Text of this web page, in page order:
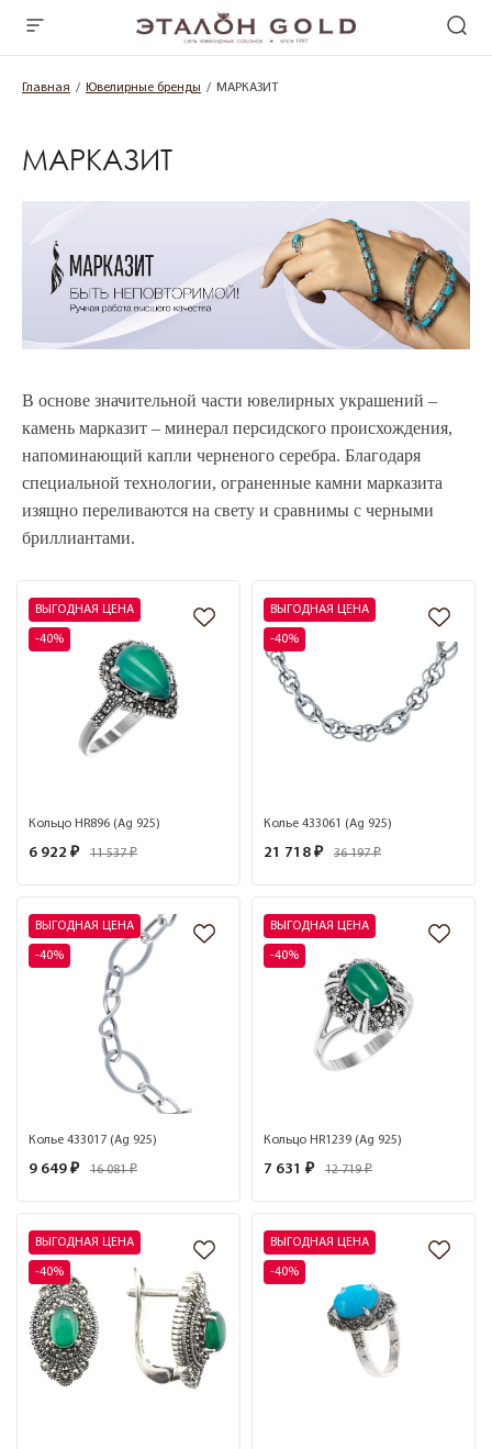
Главная Ювелирные бренды МАРКАЗИТ
МАРКАЗИТ
В основе значительной части ювелирных украшений –
камень марказит – минерал персидского происхождения,
напоминающий капли черненого серебра. Благодаря
специальной технологии, ограненные камни марказита
изящно переливаются на свету и сравнимы с черными
бриллиантами.
ВЫГОДНАЯ ЦЕНА
-40%
Кольцо HR896 (Ag 925)
6 922 ₽ 11 537 ₽
ВЫГОДНАЯ ЦЕНА
-40%
Колье 433061 (Ag 925)
21 718 ₽ 36 197 ₽
ВЫГОДНАЯ ЦЕНА
-40%
Колье 433017 (Ag 925)
9 649 ₽ 16 081 ₽
ВЫГОДНАЯ ЦЕНА
-40%
Кольцо HR1239 (Ag 925)
7 631 ₽ 12 719 ₽
ВЫГОДНАЯ ЦЕНА
-40%
ВЫГОДНАЯ ЦЕНА
-40%